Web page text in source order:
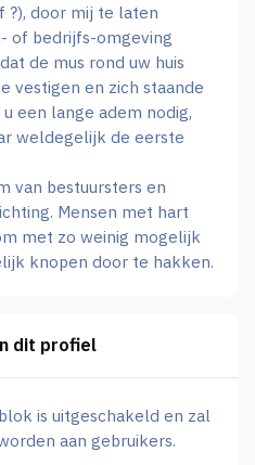
?), door mij te laten
of bedrijfs-omgeving
de mus rond uw huis
vestigen en zich staande
een lange adem nodig,
weldegelijk de eerste
van bestuursters en
Mensen met hart
met zo weinig mogelijk
knopen door te hakken.
dit profiel
is uitgeschakeld en zal
aan gebruikers.